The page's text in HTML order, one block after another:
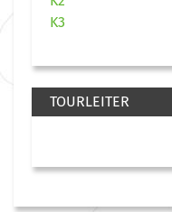
K3
TOURLEITER